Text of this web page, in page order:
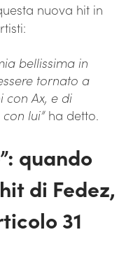
nuova hit in
bellissima in
tornato a
Ax, e di
lui”ha detto.
quando
di Fedez,
31